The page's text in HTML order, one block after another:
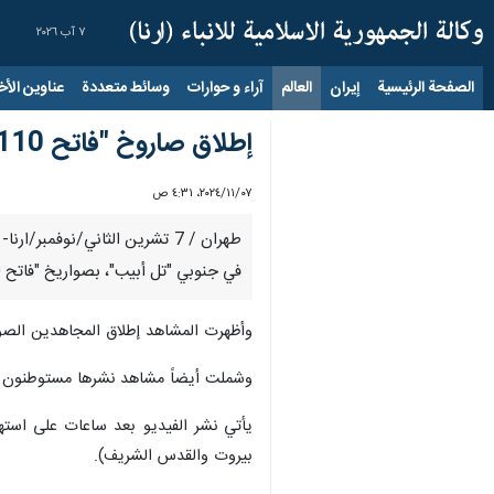
٧ آب ٢٠٢٦
الصفحة الرئيسية إيران العالم آراء و حوارات وسائط متعددة عناوين
إطلاق صاروخ "فاتح 110": حزب الله يوثّق قصف قاعدة "تسرفين"
٠٧‏/١١‏/٢٠٢٤، ٤:٣١ ص